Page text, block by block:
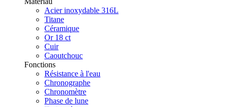
Acier inoxydable 316L
Titane
Céramique
Or 18 ct
Cuir
Caoutchouc
Fonctions
Résistance à l'eau
Chronographe
Chronomètre
Phase de lune